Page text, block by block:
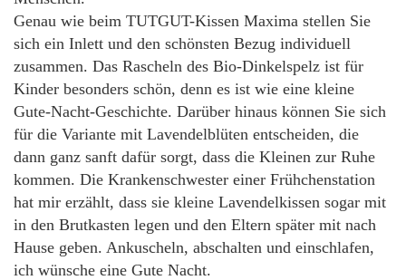
Genau wie beim TUTGUT-Kissen Maxima stellen Sie
sich ein Inlett und den schönsten Bezug individuell
zusammen. Das Rascheln des Bio-Dinkelspelz ist für
Kinder besonders schön, denn es ist wie eine kleine
Gute-Nacht-Geschichte. Darüber hinaus können Sie sich
für die Variante mit Lavendelblüten entscheiden, die
dann ganz sanft dafür sorgt, dass die Kleinen zur Ruhe
kommen. Die Krankenschwester einer Frühchenstation
hat mir erzählt, dass sie kleine Lavendelkissen sogar mit
in den Brutkasten legen und den Eltern später mit nach
Hause geben. Ankuscheln, abschalten und einschlafen,
ich wünsche eine Gute Nacht.